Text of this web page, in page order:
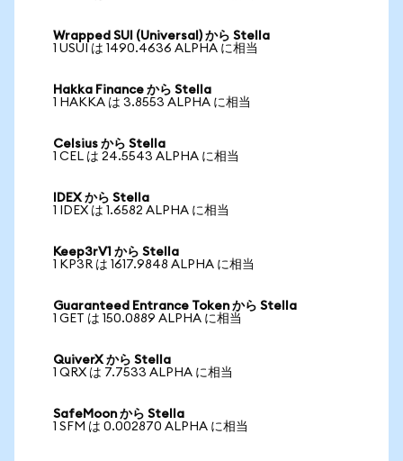
Wrapped SUI (Universal) から Stella
1 USUI は 1490.4636 ALPHA に相当
Hakka Finance から Stella
1 HAKKA は 3.8553 ALPHA に相当
Celsius から Stella
1 CEL は 24.5543 ALPHA に相当
IDEX から Stella
1 IDEX は 1.6582 ALPHA に相当
Keep3rV1 から Stella
1 KP3R は 1617.9848 ALPHA に相当
Guaranteed Entrance Token から Stella
1 GET は 150.0889 ALPHA に相当
QuiverX から Stella
1 QRX は 7.7533 ALPHA に相当
SafeMoon から Stella
1 SFM は 0.002870 ALPHA に相当